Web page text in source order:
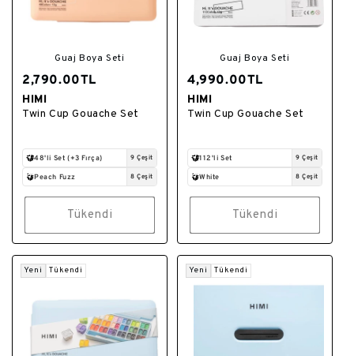
Guaj Boya Seti
2,790.00TL
Satıcı:
HIMI
Twin Cup Gouache Set
48'li Set (+3 Fırça) 9 Çeşit
Peach Fuzz 8 Çeşit
Tükendi
Guaj Boya Seti
4,990.00TL
Satıcı:
HIMI
Twin Cup Gouache Set
112'li Set 9 Çeşit
White 8 Çeşit
Tükendi
Yeni Tükendi Yeni Tükendi